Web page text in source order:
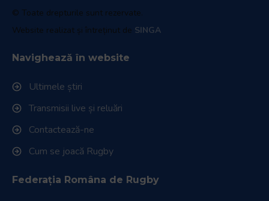
© Toate drepturile sunt rezervate.
Website realizat și întreținut de SINGA
Navighează în website
Ultimele știri
Transmisii live și reluări
Contactează-ne
Cum se joacă Rugby
Federația Româna de Rugby